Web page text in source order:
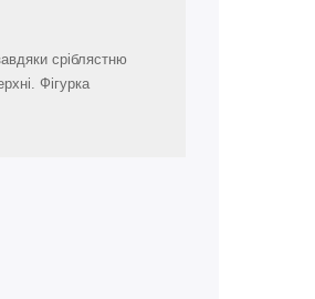
сріблястню
Фігурка